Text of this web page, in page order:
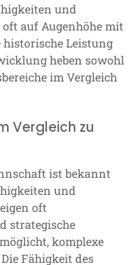
und
auf Augenhöhe mit
historische Leistung
heben sowohl
im Vergleich
Vergleich zu
ist bekannt
und
oft
strategische
komplexe
Fähigkeit des